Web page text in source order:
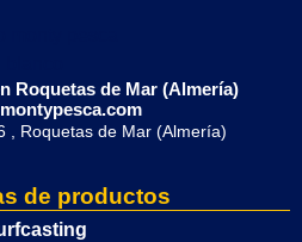
Roquetas de Mar (Almería)
, Roquetas de Mar (Almería)
de productos